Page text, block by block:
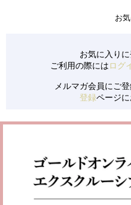
お
お気に入り
ご利用の際にはログ
メルマガ会員にご
登録ページに